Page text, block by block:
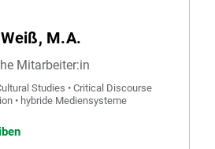
M.A.
Mitarbeiter:in
Studies • Critical Discourse
• hybride Mediensysteme